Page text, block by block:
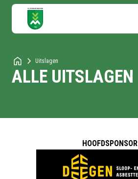
Uitslagen
ALLE UITSLAGEN
HOOFDSPONSOR